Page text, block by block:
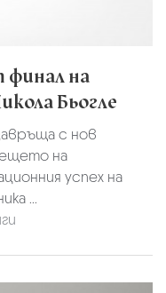
финал на
Бьогле
с нов
на
успех на
...